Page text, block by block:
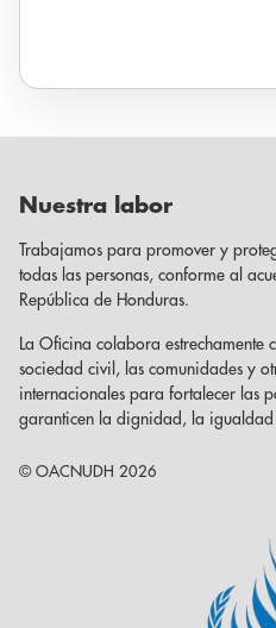
Nuestra labor
Trabajamos para promover y
todas las personas, conforme al
República de Honduras.
La Oficina colabora estrechamente
sociedad civil, las comunidades y
internacionales para fortalecer las
garanticen la dignidad, la igualdad
© OACNUDH 2026